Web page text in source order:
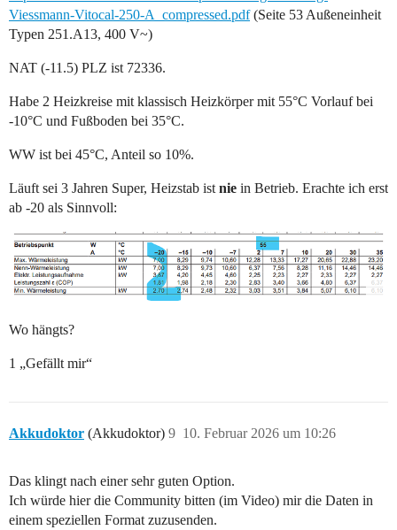
Viessmann-Vitocal-250-A_compressed.pdf(Seite 53 Außeneinheit
Typen 251.A13, 400 V~)
NAT (-11.5) PLZ ist 72336.
Habe 2 Heizkreise mit klassisch Heizkörper mit 55°C Vorlauf bei
-10°C und Fußboden bei 35°C.
WW ist bei 45°C, Anteil so 10%.
Läuft sei 3 Jahren Super, Heizstab ist nie in Betrieb. Erachte ich erst
ab -20 als Sinnvoll:
Wo hängts?
1 „Gefällt mir“
Akkudoktor (Akkudoktor) 10. Februar 2026 um 10:26
9
Das klingt nach einer sehr guten Option.
Ich würde hier die Community bitten (im Video) mir die Daten in
einem speziellen Format zuzusenden.